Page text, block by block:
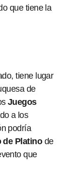
que tiene la
tiene lugar
de
Juegos
a los
podría
de Platinode
que